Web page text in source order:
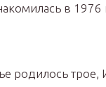
в 1976
родилось